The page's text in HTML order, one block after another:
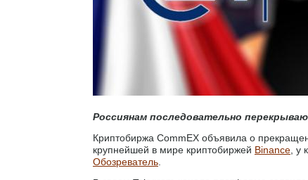
Россиянам последовательно
Криптобиржа CommEX объявила о
крупнейшей в мире криптобиржей Binance ,
Обозреватель